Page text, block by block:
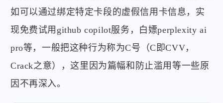
如可以通过绑定特定卡段的虚假信用卡信息，实
现免费试用github copilot服务，白嫖perplexity ai
pro等，一般把这种行为称为C号（C即CVV，
Crack之意），这里因为篇幅和防止滥用等一些原
因不再深入。